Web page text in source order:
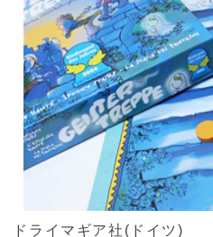
ドライマギア社(ドイツ)